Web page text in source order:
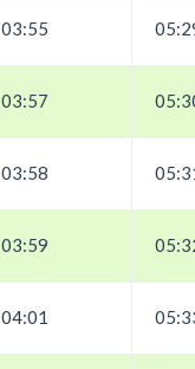
03:55
03:57
03:58
03:59
04:01